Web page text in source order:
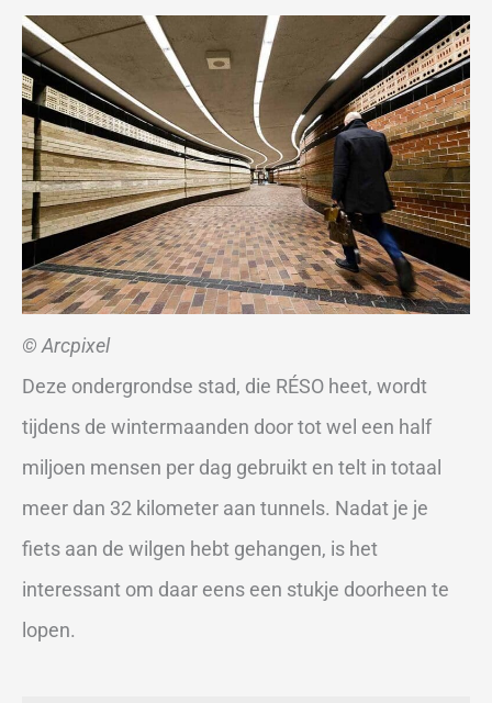
© Arcpixel
Deze ondergrondse stad, die RÉSO heet, wordt
tijdens de wintermaanden door tot wel een half
miljoen mensen per dag gebruikt en telt in totaal
meer dan 32 kilometer aan tunnels. Nadat je je
fiets aan de wilgen hebt gehangen, is het
interessant om daar eens een stukje doorheen te
lopen.